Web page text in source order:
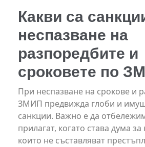
Какви са
неспазване на
разпоредбите и
сроковете по
При неспазване на срокове и
ЗМИП предвижда глоби и
санкции. Важно е да
прилагат, когато става дума
които не съставляват